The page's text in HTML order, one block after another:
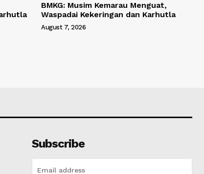
BMKG: Musim Kemarau Menguat,
Waspadai Kekeringan dan Karhutla
August 7, 2026
Subscribe